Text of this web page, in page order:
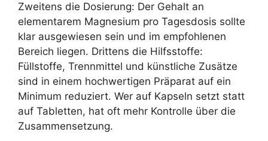
Zweitens die Dosierung: Der Gehalt an
elementarem Magnesium pro Tagesdosis sollte
klar ausgewiesen sein und im empfohlenen
Bereich liegen. Drittens die Hilfsstoffe:
Füllstoffe, Trennmittel und künstliche Zusätze
sind in einem hochwertigen Präparat auf ein
Minimum reduziert. Wer auf Kapseln setzt statt
auf Tabletten, hat oft mehr Kontrolle über die
Zusammensetzung.